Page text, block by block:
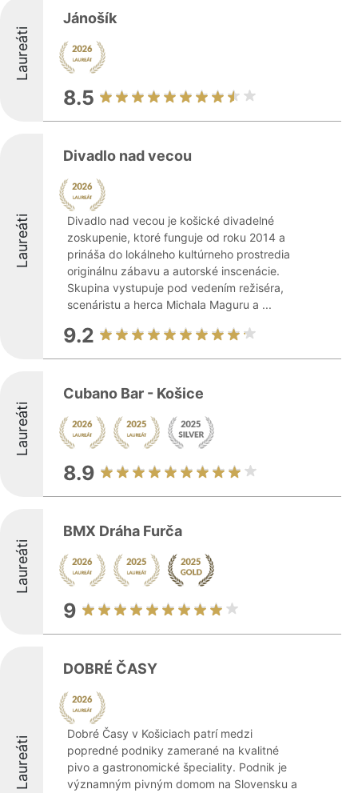
Laureáti
Jánošík
8.5
Laureáti
Divadlo nad vecou
Divadlo nad vecou je košické divadelné
zoskupenie, ktoré funguje od roku 2014 a
prináša do lokálneho kultúrneho prostredia
originálnu zábavu a autorské inscenácie.
Skupina vystupuje pod vedením režiséra,
scenáristu a herca Michala Maguru a ...
9.2
Laureáti
Cubano Bar - Košice
8.9
Laureáti
BMX Dráha Furča
9
Laureáti
DOBRÉ ČASY
Dobré Časy v Košiciach patrí medzi
popredné podniky zamerané na kvalitné
pivo a gastronomické špeciality. Podnik je
významným pivným domom na Slovensku a